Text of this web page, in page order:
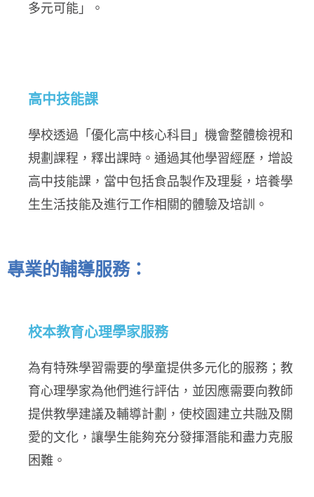
多元可能」。
高中技能課
學校透過「優化高中核心科目」機會整體檢視和
規劃課程，釋出課時。通過其他學習經歷，增設
高中技能課，當中包括食品製作及理髮，培養學
生生活技能及進行工作相關的體驗及培訓。
專業的輔導服務：
校本教育心理學家服務
為有特殊學習需要的學童提供多元化的服務；教
育心理學家為他們進行評估，並因應需要向教師
提供教學建議及輔導計劃，使校園建立共融及關
愛的文化，讓學生能夠充分發揮潛能和盡力克服
困難。